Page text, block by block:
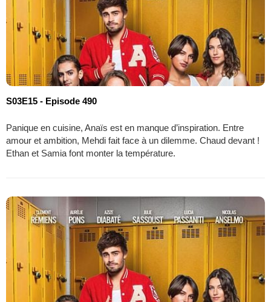
S03E15 - Episode 490
Panique en cuisine, Anaïs est en manque d’inspiration. Entre
amour et ambition, Mehdi fait face à un dilemme. Chaud devant !
Ethan et Samia font monter la température.